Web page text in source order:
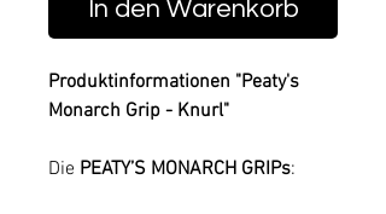
In den Warenkorb
Produktinformationen "Peaty's
Monarch Grip - Knurl"
Die PEATY’S MONARCH GRIPs: